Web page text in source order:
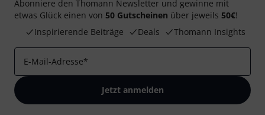
Abonniere den Thomann Newsletter und gewinne mit
etwas Glück einen von 50 Gutscheinen über jeweils 50€!
Inspirierende Beiträge
Deals Thomann Insights
E-Mail-Adresse*
Jetzt anmelden